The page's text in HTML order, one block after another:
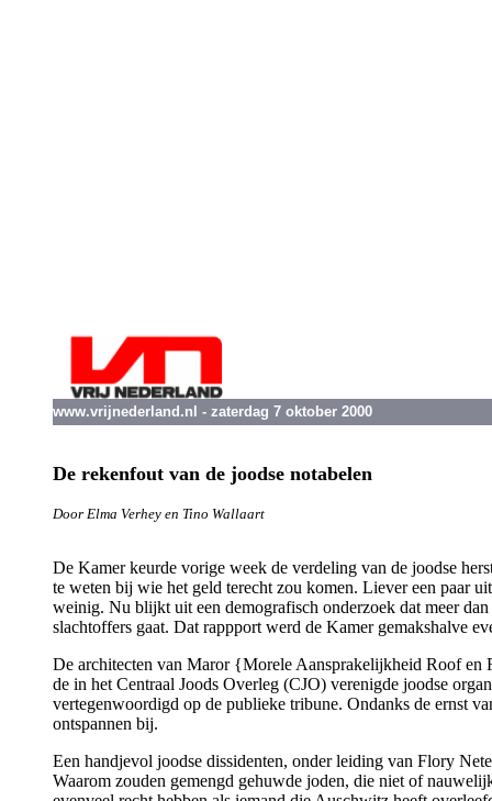
www.vrijnederland.nl - zaterdag 7 oktober 2000
De rekenfout van de joodse notabelen
Door Elma Verhey en Tino Wallaart
De Kamer keurde vorige week de verdeling van de joodse
te weten bij wie het geld terecht zou komen. Liever een paar
weinig. Nu blijkt uit een demografisch onderzoek dat meer
slachtoffers gaat. Dat rappport werd de Kamer gemakshalve
De architecten van Maror {Morele Aansprakelijkheid Roof en
de in het Centraal Joods Overleg (CJO) verenigde joodse
vertegenwoordigd op de publieke tribune. Ondanks de ernst
ontspannen bij.
Een handjevol joodse dissidenten, onder leiding van Flory
Waarom zouden gemengd gehuwde joden, die niet of